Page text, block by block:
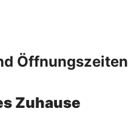
Öffnungszeiten
Zuhause